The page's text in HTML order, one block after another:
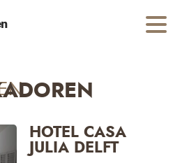
HOTEL CASA
JULIA DELFT